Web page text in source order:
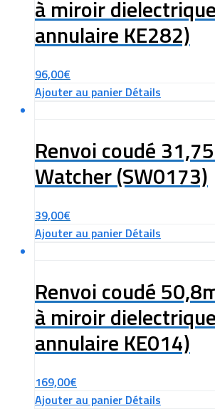
à miroir
annulaire KE282)
96,00€
Ajouter au panier Détails
Renvoi coudé
Watcher (SW0173)
39,00€
Ajouter au panier Détails
Renvoi coudé
à miroir
annulaire KE014)
169,00€
Ajouter au panier Détails